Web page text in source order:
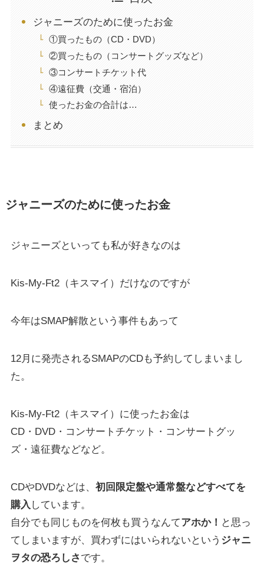
ジャニーズのために使ったお金
①買ったもの（CD・DVD）
②買ったもの（コンサートグッズなど）
③コンサートチケット代
④遠征費（交通・宿泊）
使ったお金の合計は…
まとめ
ジャニーズのために使ったお金
ジャニーズといっても私が好きなのは
Kis-My-Ft2（キスマイ）だけなのですが
今年はSMAP解散という事件もあって
12月に発売されるSMAPのCDも予約してしまいまし
た。
Kis-My-Ft2（キスマイ）に使ったお金は
CD・DVD・コンサートチケット・コンサートグッ
ズ・遠征費などなど。
CDやDVDなどは、 初回限定盤や通常盤などすべてを
購入 しています。
自分でも同じものを何枚も買うなんてアホか！ と思っ
てしまいますが、買わずにはいられないという ジャニ
ヲタの恐ろしさ です。